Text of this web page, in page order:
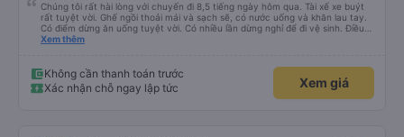
Chúng tôi rất hài lòng với chuyến đi 8,5 tiếng ngày hôm qua. Tài xế xe buýt
rất tuyệt vời. Ghế ngồi thoải mái và sạch sẽ, có nước uống và khăn lau tay.
Có điểm dừng ăn uống tuyệt vời. Có nhiều lần dừng nghỉ để đi vệ sinh. Điều
duy nhất tôi muốn đề xuất để cải thiện là cho phép thanh toán bằng thẻ
Xem thêm
Không cần thanh toán trước
Xác nhận chỗ ngay lập tức
Xem giá